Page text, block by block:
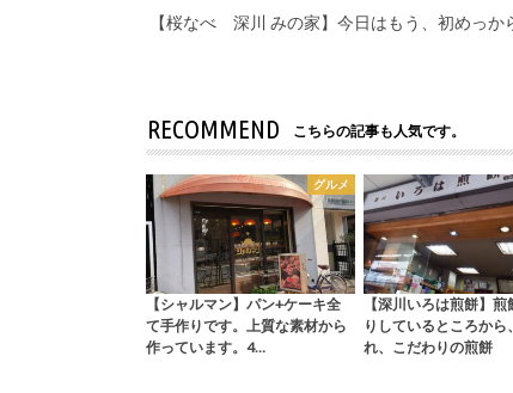
【桜なべ 深川 みの家】今日はもう、初めっ
RECOMMEND こちらの記事も人気です。
グルメ
【シャルマン】パン+ケーキ全
て手作りです。上質な素材から
作っています。4…
【深川いろは煎餅】
りしているところから
れ、こだわりの煎餅